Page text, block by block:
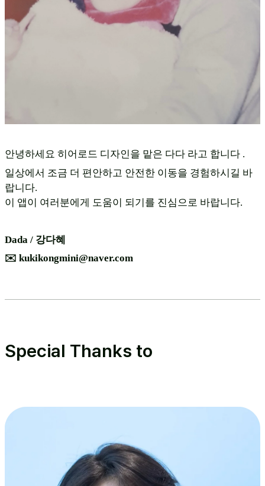
안녕하세요 히어로드 디자인을 맡은 다다 라고 합니다 .
일상에서 조금 더 편안하고 안전한 이동을 경험하시길 바
랍니다.
이 앱이 여러분에게 도움이 되기를 진심으로 바랍니다.
Dada / 강다혜
✉️ kukikongmini@naver.com
Special Thanks to